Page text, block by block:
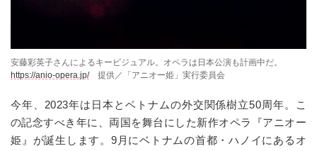
安藤彩英子さんによるキービジュアル。オペラは日本公演も計画中だ。
https://anio-opera.jp/提供／「アニオー姫」実行委員会
今年、2023年は日本とベトナムの外交関係樹立50周年。こ
の記念すべき年に、両国を舞台にした新作オペラ『アニオー
姫』が誕生します。9月にベトナムの首都・ハノイにあるオ